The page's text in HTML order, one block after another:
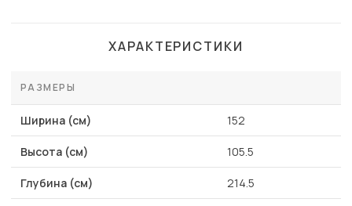
ХАРАКТЕРИСТИКИ
РАЗМЕРЫ
Ширина (см) 152
Высота (см) 105.5
Глубина (см) 214.5